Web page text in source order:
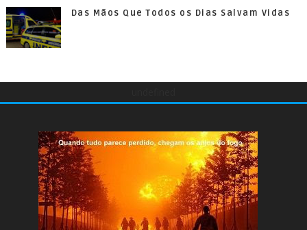
Das Mãos Que Todos os Dias Salvam Vidas